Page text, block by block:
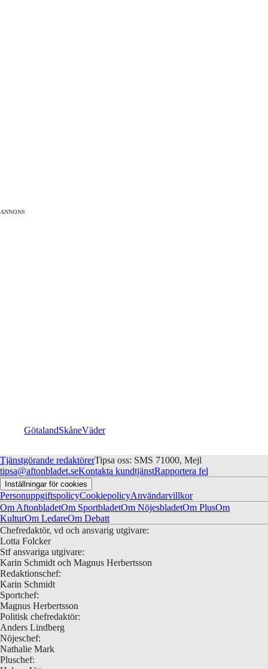
ANNONS
GötalandSkåneVäder
Tjänstgörande redaktörerTipsa oss: SMS 71000, Mejl
tipsa@aftonbladet.seKontakta kundtjänstRapportera fel
Inställningar för cookies
PersonuppgiftspolicyCookiepolicyAnvändarvillkor
Om AftonbladetOm SportbladetOm NöjesbladetOm PlusOm
KulturOm LedareOm Debatt
Chefredaktör, vd och ansvarig utgivare:
Lotta Folcker
Stf ansvariga utgivare:
Karin Schmidt och Magnus Herbertsson
Redaktionschef:
Karin Schmidt
Sportchef:
Magnus Herbertsson
Politisk chefredaktör:
Anders Lindberg
Nöjeschef:
Nathalie Mark
Pluschef: